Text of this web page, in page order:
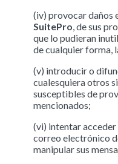
(iv) provocar daños
SuitePro, de sus
que lo pudieran
de cualquier forma,
(v) introducir o
cualesquiera otros
susceptibles de
mencionados;
(vi) intentar acceder
correo electrónico
manipular sus